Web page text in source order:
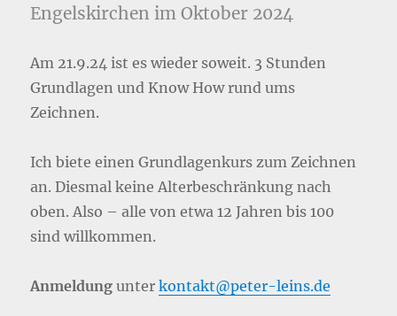
Engelskirchen im Oktober 2024
Am 21.9.24 ist es wieder soweit. 3 Stunden
Grundlagen und Know How rund ums
Zeichnen.
Ich biete einen Grundlagenkurs zum Zeichnen
an. Diesmal keine Alterbeschränkung nach
oben. Also – alle von etwa 12 Jahren bis 100
sind willkommen.
Anmeldung unterkontakt@peter-leins.de